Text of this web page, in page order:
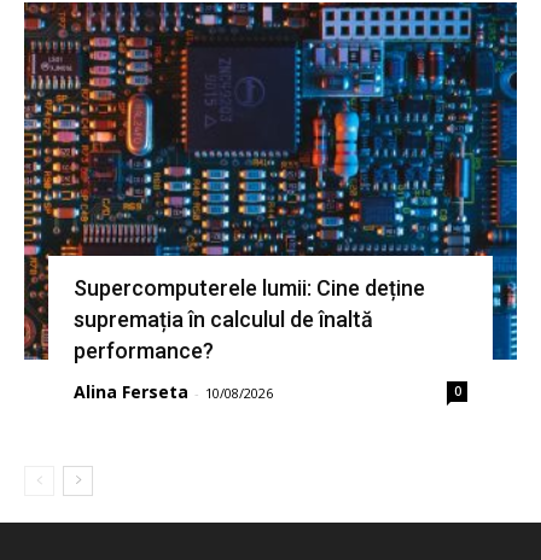
Supercomputerele lumii: Cine deține
supremația în calculul de înaltă
performance?
Alina Ferseta - 10/08/2026 0